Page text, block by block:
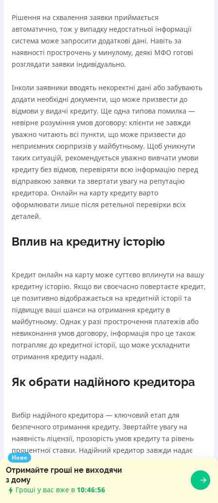
Нове
Отримайте гроші не виходячи
з дому
Гроші у вас вже в 10:46:57
Рішення на схвалення заявки приймається
автоматично, тож у випадку недостатньої інформації
система може запросити додаткові дані. Навіть за
наявності прострочень у минулому, деякі МФО готові
розглядати заявки індивідуально.
Інколи заявники вводять некоректні дані або забувають
додати необхідні документи, що може призвести до
відмови у видачі кредиту. Ще одна типова помилка —
невірне розуміння умов договору: клієнти не завжди
уважно читають всі пункти, що може призвести до
неприємних сюрпризів у майбутньому. Щоб уникнути
таких ситуацій, рекомендується уважно вивчати умови
кредиту без відмов, перевіряти всю інформацію перед
відправкою заявки та звертати увагу на репутацію
кредитора. Онлайн на карту кредиту варто
оформлювати лише після ретельної перевірки всіх
деталей.
Вплив на кредитну історію
Кредит онлайн на карту може суттєво вплинути на вашу
кредитну історію. Якщо ви своєчасно повертаєте кредит,
це позитивно відображається на кредитній історії та
підвищує ваші шанси на отримання кредиту в
майбутньому. Однак у разі прострочення платежів або
невиконання умов договору, інформація про це також
потрапляє до кредитної історії, що може ускладнити
отримання кредиту надалі.
Як обрати надійного кредитора
Вибір надійного кредитора — ключовий етап для
безпечного отримання кредиту. Звертайте увагу на
наявність ліцензії, прозорість умов кредиту та рівень
процентної ставки. Надійний кредитор завжди надає
чітку інформацію про всі умови, не приховує додаткових
платежів і забезпечує якісну підтримку клієнтів. Перед
оформленням кредиту варто ознайомитися з відгуками
інших користувачів та перевірити, чи зареєстрований